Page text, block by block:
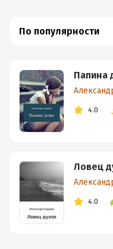
По популярности
Папина
4.0
Ловец
4.0